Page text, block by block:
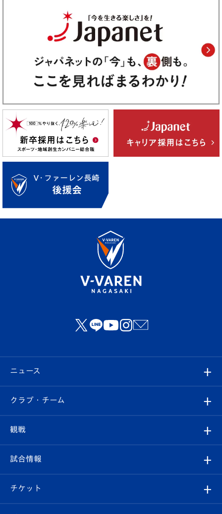
ニュース
すべて
クラブ
試合情報
クラブ・チーム
クラブ概要
エンブレム紹介
観戦
観戦ルール
はじめての観戦ガイド
試合情報
試合日程/結果
チケット